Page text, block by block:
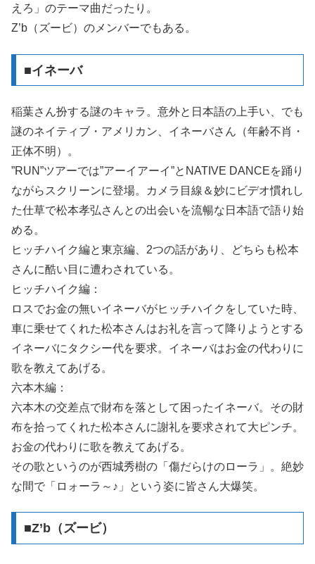
えろ」のテーマ曲だったり。
Z’b（ズービ）のメンバーでもある。
■イネーバ
稲葉さん扮する謎のキャラ。意外と日本語の上手い、でも
謎のネイティブ・アメリカン、イネーバさん（年齢不肖・
正体不明）。
”RUN”ツアーでは”アーイアーイ”とNATIVE DANCEを踊り
ながらスクリーンに登場。カメラ目線＆妙にビデオ慣れし
た仕草で松本孝弘さんとの出会いを流暢な日本語で語り始
める。
ヒッチハイク編と東京編、2つの話があり、どちらも松本
さんに酷い目に遭わされている。
ヒッチハイク編：
ロスでお金の無いイネーバがヒッチハイクをしていた時、
車に乗せてくれた松本さんはお礼を言って降りようとする
イネーバにタクシー代を要求。イネーバはお金の代わりに
歌を教えてあげる。
六本木編：
六本木の交差点で財布を落として困ったイネーバ。その財
布を拾ってくれた松本さんに謝礼を要求されて大ピンチ。
お金の代わりに歌を教えてあげる。
その歌というのが西城秀樹の「傷だらけのローラ」。絶妙
な間で「ロォーラ～♪」という姿に皆さん大爆笑。
■Z’b（ズービ）